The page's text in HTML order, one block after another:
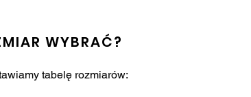
WYBRAĆ?
tabelę rozmiarów: